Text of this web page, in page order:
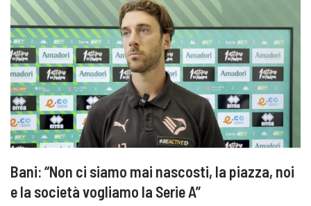
Bani: “Non ci siamo mai nascosti, la piazza, noi
e la società vogliamo la Serie A”